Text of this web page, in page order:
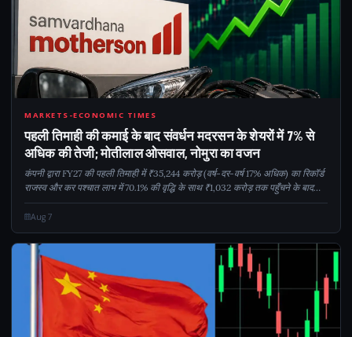
7MARKETS-ECONOMIC TIMES
पहली तिमाही की कमाई के बाद संवर्धन मदरसन के शेयरों में 7% से
अधिक की तेजी; मोतीलाल ओसवाल, नोमुरा का वजन
कंपनी द्वारा FY27 की पहली तिमाही में ₹35,244 करोड़ (वर्ष-दर-वर्ष 17% अधिक) का रिकॉर्ड
राजस्व और कर पश्चात लाभ में 70.1% की वृद्धि के साथ ₹1,032 करोड़ तक पहुँचने के बाद
संवर्धन मदरसन इंटरनेशनल के शेयरों में उछाल आया, जो हाल के अधिग्रहणों से सहायता
प्राप्त है -...
Aug 7